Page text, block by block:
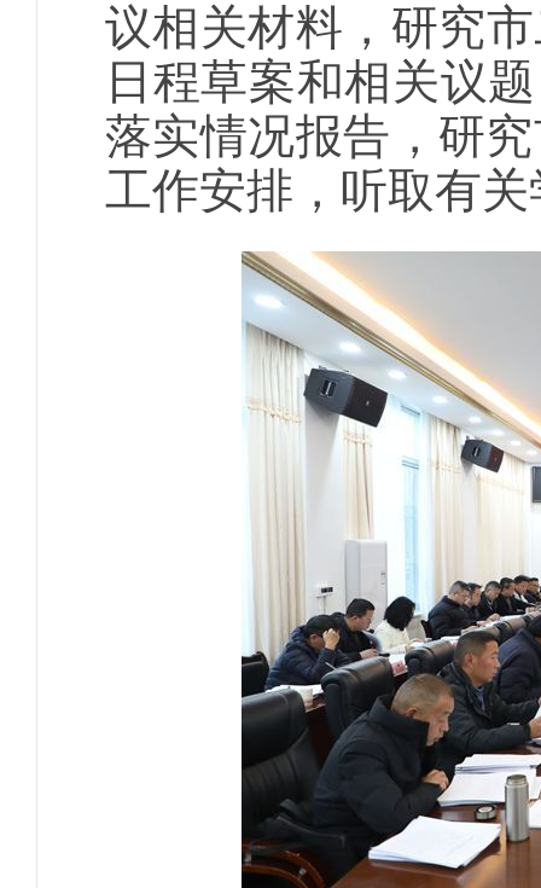
议相关材料，研究
日程草案和相关议
落实情况报告，研
工作安排，听取有